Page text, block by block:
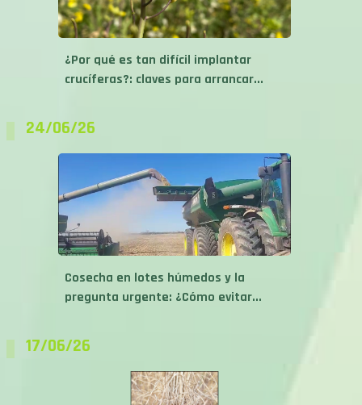
¿Por qué es tan difícil implantar
crucíferas?: claves para arrancar...
24/06/26
Cosecha en lotes húmedos y la
pregunta urgente: ¿Cómo evitar...
17/06/26